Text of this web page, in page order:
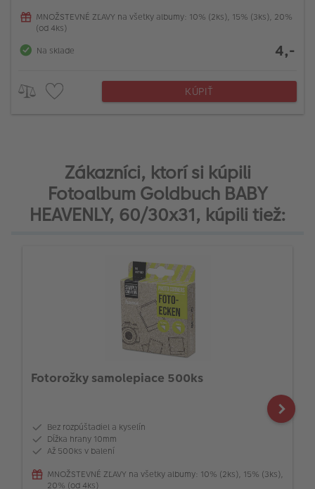
MNOŽSTEVNÉ ZĽAVY na všetky albumy: 10% (2ks), 15% (3ks), 20%
(od 4ks)
Na sklade
4,-
KÚPIŤ
Zákazníci, ktorí si kúpili
Fotoalbum Goldbuch BABY
HEAVENLY, 60/30x31, kúpili tiež:
Fotorožky samolepiace 500ks
Bez rozpúštadiel a kyselín
Dĺžka hrany 10mm
Až 500ks v balení
MNOŽSTEVNÉ ZĽAVY na všetky albumy: 10% (2ks), 15% (3ks),
20% (od 4ks)